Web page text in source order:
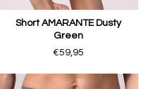
Short AMARANTE Dusty
Green
€59,95